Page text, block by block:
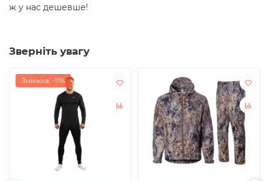
ж у нас дешевше!
Зверніть увагу
Знижка: -11%